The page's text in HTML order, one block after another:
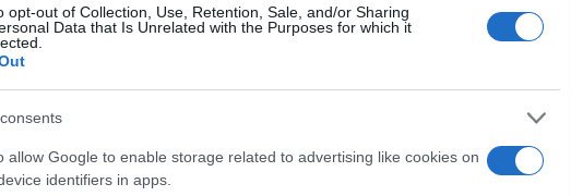
opt-out of Collection, Use, Retention, Sale, and/or Sharing
Data that Is Unrelated with the Purposes for which it
allow Google to enable storage related to advertising like cookies on
identifiers in apps.
tra vita privata e professionale. Questo è ciò
La parola alle protagoniste”, realizzato
dipingono un quadro complesso: molte
a opportunità di carriera o a espandere
di gestire serenamente questi ruoli. Ti sei
un dilemma che merita una riflessione